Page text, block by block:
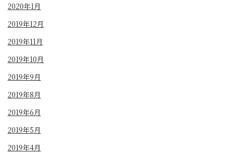
2020年1月
2019年12月
2019年11月
2019年10月
2019年9月
2019年8月
2019年6月
2019年5月
2019年4月